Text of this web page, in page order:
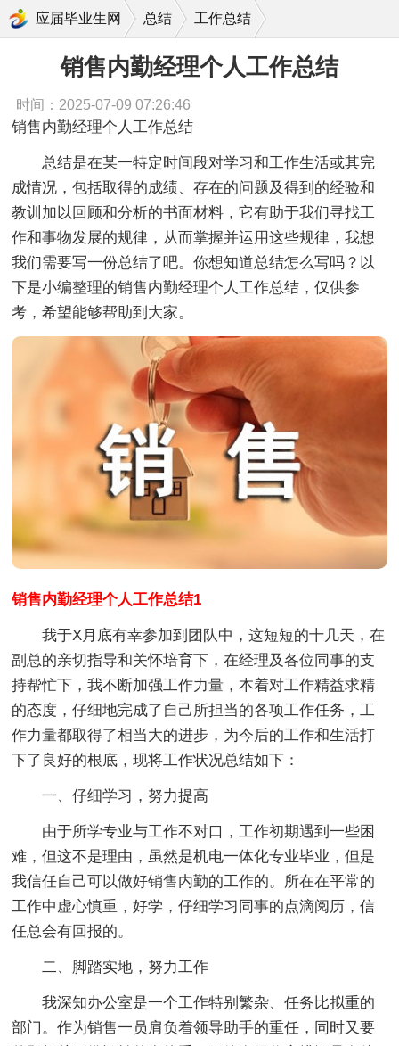
应届毕业生网 总结 工作总结
销售内勤经理个人工作总结
时间：2025-07-09 07:26:46
销售内勤经理个人工作总结
总结是在某一特定时间段对学习和工作生活或其完
成情况，包括取得的成绩、存在的问题及得到的经验和
教训加以回顾和分析的书面材料，它有助于我们寻找工
作和事物发展的规律，从而掌握并运用这些规律，我想
我们需要写一份总结了吧。你想知道总结怎么写吗？以
下是小编整理的销售内勤经理个人工作总结，仅供参
考，希望能够帮助到大家。
销售内勤经理个人工作总结1
我于X月底有幸参加到团队中，这短短的十几天，在
副总的亲切指导和关怀培育下，在经理及各位同事的支
持帮忙下，我不断加强工作力量，本着对工作精益求精
的态度，仔细地完成了自己所担当的各项工作任务，工
作力量都取得了相当大的进步，为今后的工作和生活打
下了良好的根底，现将工作状况总结如下：
一、仔细学习，努力提高
由于所学专业与工作不对口，工作初期遇到一些困
难，但这不是理由，虽然是机电一体化专业毕业，但是
我信任自己可以做好销售内勤的工作的。所在在平常的
工作中虚心慎重，好学，仔细学习同事的点滴阅历，信
任总会有回报的。
二、脚踏实地，努力工作
我深知办公室是一个工作特别繁杂、任务比拟重的
部门。作为销售一员肩负着领导助手的重任，同时又要